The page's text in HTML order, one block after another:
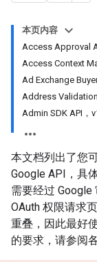
本页内容
Access Approval
Access Context
Ad Exchange
Address
Admin SDK API，
本文档列出了您
Google API，具
需要经过 Google
OAuth 权限请求
重叠，因此最好
的要求，请参阅